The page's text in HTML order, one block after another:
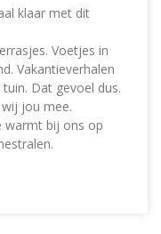
klaar met dit
Voetjes in
Vakantieverhalen
Dat gevoel dus.
jou mee.
warmt bij ons op